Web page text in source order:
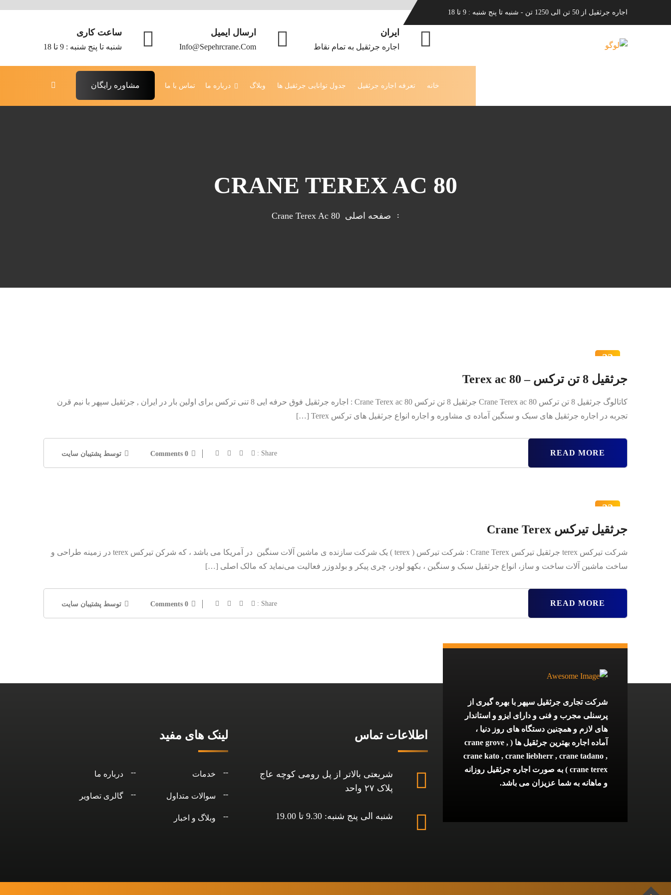
اجاره جرثقیل از 50 تن الی 1250 تن - شنبه تا پنج شنبه : 9 تا 18
ایران
اجاره جرثقیل به تمام نقاط
ارسال ایمیل
Info@sepehrcrane.com
ساعت کاری
شنبه تا پنج شنبه : 9 تا 18
خانه تعرفه اجاره جرثقیل جدول توانایی جرثقیل ها وبلاگ درباره ما تماس با ما مشاوره رایگان
CRANE TEREX AC 80
صفحه اصلی Crane Terex Ac 80
22
اردیبهشت
جرثقیل 8 تن ترکس – Terex ac 80
کاتالوگ جرثقیل 8 تن ترکس Crane Terex ac 80 جرثقیل 8 تن ترکس Crane Terex ac 80 : اجاره جرثقیل فوق حرفه ایی 8 تنی ترکس برای اولین بار در ایران , جرثقیل سپهر با نیم قرن
تجربه در اجاره جرثقیل های سبک و سنگین آماده ی مشاوره و اجاره انواع جرثقیل های ترکس Terex […]
READ MORE
0 Comments توسط پشتیبان سایت Share :
22
اردیبهشت
جرثقیل تیرکس Crane Terex
شرکت تیرکس terex جرثقیل تیرکس Crane Terex : شرکت تیرکس ( terex ) یک شرکت سازنده ی ماشین آلات سنگین در آمریکا می باشد ، که شرکن تیرکس terex در زمینه طراحی و
ساخت ماشین‌ آلات ساخت و ساز، انواع جرثقیل سبک و سنگین ، بکهو لودر، چری پیکر و بولدوزر فعالیت می‌نماید که مالک اصلی […]
READ MORE
0 Comments توسط پشتیبان سایت Share :
شرکت تجاری جرثقیل سپهر با بهره گیری از
پرسنلی مجرب و فنی و دارای ایزو و استاندار
های لازم و همچنین دستگاه های روز دنیا ،
آماده اجاره بهترین جرثقیل ها ( crane grove ,
crane kato , crane liebherr , crane tadano ,
crane terex ) به صورت اجاره جرثقیل روزانه
و ماهانه به شما عزیزان می باشد.
اطلاعات تماس
شریعتی بالاتر از پل رومی کوچه عاج
پلاک ۲۷ واحد
شنبه الی پنج شنبه: 9.30 تا 19.00
لینک های مفید
خدمات درباره ما
سوالات متداول گالری تصاویر
وبلاگ و اخبار